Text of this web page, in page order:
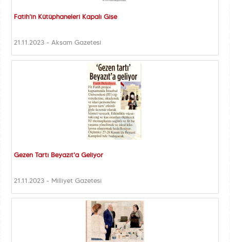
Fatih'in Kütüphaneleri Kapalı Gişe
21.11.2023 - Akşam Gazetesi
Gezen Tartı Beyazıt'a Geliyor
21.11.2023 - Milliyet Gazetesi